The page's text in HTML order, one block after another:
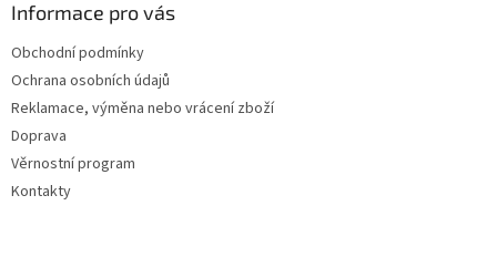
Informace pro vás
Obchodní podmínky
Ochrana osobních údajů
Reklamace, výměna nebo vrácení zboží
Doprava
Věrnostní program
Kontakty